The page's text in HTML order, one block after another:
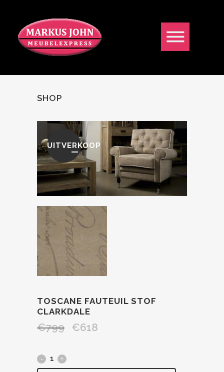
SHOP
UITVERKOOP
TOSCANE FAUTEUIL STOF
CLARKDALE
€799 €618